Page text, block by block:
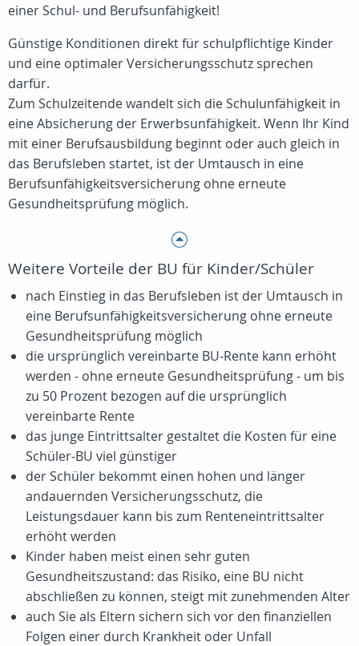
einer Schul- und Berufsunfähigkeit!
Günstige Konditionen direkt für schulpflichtige Kinder
und eine optimaler Versicherungsschutz sprechen
darfür.
Zum Schulzeitende wandelt sich die Schulunfähigkeit in
eine Absicherung der Erwerbsunfähigkeit. Wenn Ihr Kind
mit einer Berufsausbildung beginnt oder auch gleich in
das Berufsleben startet, ist der Umtausch in eine
Berufsunfähigkeitsversicherung ohne erneute
Gesundheitsprüfung möglich.
Weitere Vorteile der BU für Kinder/Schüler
nach Einstieg in das Berufsleben ist der Umtausch in
eine Berufsunfähigkeitsversicherung ohne erneute
Gesundheitsprüfung möglich
die ursprünglich vereinbarte BU-Rente kann erhöht
werden - ohne erneute Gesundheitsprüfung - um bis
zu 50 Prozent bezogen auf die ursprünglich
vereinbarte Rente
das junge Eintrittsalter gestaltet die Kosten für eine
Schüler-BU viel günstiger
der Schüler bekommt einen hohen und länger
andauernden Versicherungsschutz, die
Leistungsdauer kann bis zum Renteneintrittsalter
erhöht werden
Kinder haben meist einen sehr guten
Gesundheitszustand: das Risiko, eine BU nicht
abschließen zu können, steigt mit zunehmenden Alter
auch Sie als Eltern sichern sich vor den finanziellen
Folgen einer durch Krankheit oder Unfall